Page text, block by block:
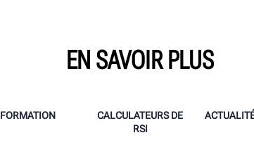
EN SAVOIR PLUS
FORMATION
CALCULATEURS DE
RSI